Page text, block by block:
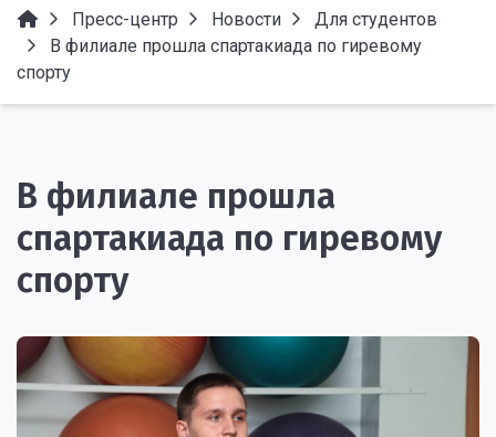
Пресс-центр Новости
Для студентов
В филиале прошла спартакиада по гиревому
спорту
В филиале прошла
спартакиада по гиревому
спорту